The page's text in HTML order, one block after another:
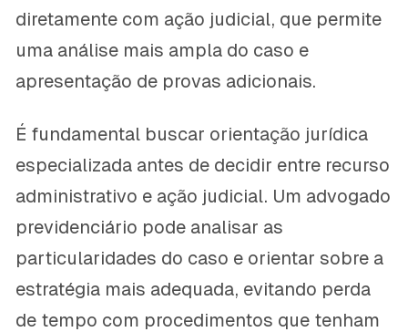
diretamente com ação judicial, que permite
uma análise mais ampla do caso e
apresentação de provas adicionais.
É fundamental buscar orientação jurídica
especializada antes de decidir entre recurso
administrativo e ação judicial. Um advogado
previdenciário pode analisar as
particularidades do caso e orientar sobre a
estratégia mais adequada, evitando perda
de tempo com procedimentos que tenham